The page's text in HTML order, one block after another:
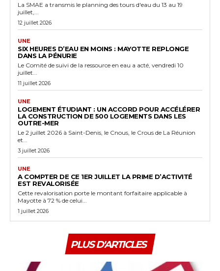
La SMAE a transmis le planning des tours d'eau du 13 au 19
juillet,...
12 juillet 2026
UNE
SIX HEURES D’EAU EN MOINS : MAYOTTE REPLONGE
DANS LA PÉNURIE
Le Comité de suivi de la ressource en eau a acté, vendredi 10
juillet...
11 juillet 2026
UNE
LOGEMENT ÉTUDIANT : UN ACCORD POUR ACCÉLÉRER
LA CONSTRUCTION DE 500 LOGEMENTS DANS LES
OUTRE-MER
Le 2 juillet 2026 à Saint-Denis, le Cnous, le Crous de La Réunion
et...
3 juillet 2026
UNE
A COMPTER DE CE 1ER JUILLET LA PRIME D’ACTIVITÉ
EST REVALORISÉE
Cette revalorisation porte le montant forfaitaire applicable à
Mayotte à 72 % de celui...
1 juillet 2026
PLUS D'ARTICLES